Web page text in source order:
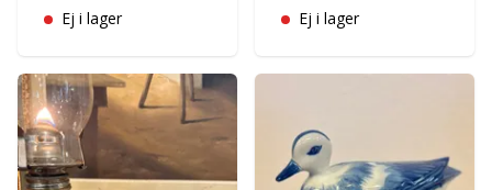
Ej i lager Ej i lager